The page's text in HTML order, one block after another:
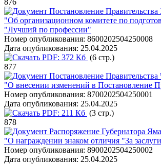
876
Постановление
"Об организационном комитете по
"Лучший по профессии"
Номер опубликования: 8600202504250008
Дата опубликования: 25.04.2025
PDF: 372 Кб (6 стр.)
877
Постановление
"О внесении изменений в Постановление
Номер опубликования: 8700202504250001
Дата опубликования: 25.04.2025
PDF: 211 Кб (3 стр.)
878
Распоряжение Губернатора
"О награждении знаком отличия "За
Номер опубликования: 8900202504250002
Дата опубликования: 25.04.2025